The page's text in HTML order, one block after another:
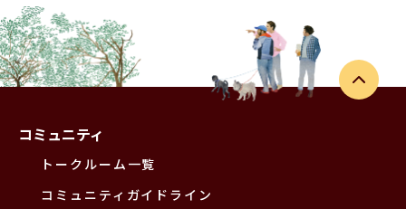
コミュニティ
トークルーム一覧
コミュニティガイドライン